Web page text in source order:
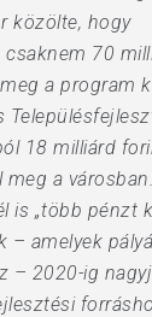
közölte, hogy
csaknem 70
a program
18 milliárd
meg a
is „több pénzt
– amelyek
– 2020-ig